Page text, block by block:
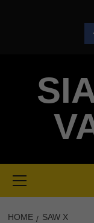
Menu
HOME SAW X